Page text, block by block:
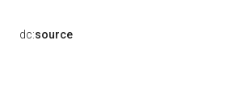
dc:source